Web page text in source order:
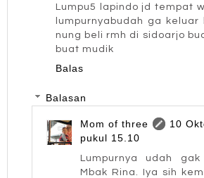
Lumpu5 lapindo jd tempat
lumpurnyabudah ga keluar
nung beli rmh di sidoarjo
buat mudik
Balas
Balasan
Mom of three
10
pukul 15.10
Lumpurnya udah
Mbak Rina. Iya sih